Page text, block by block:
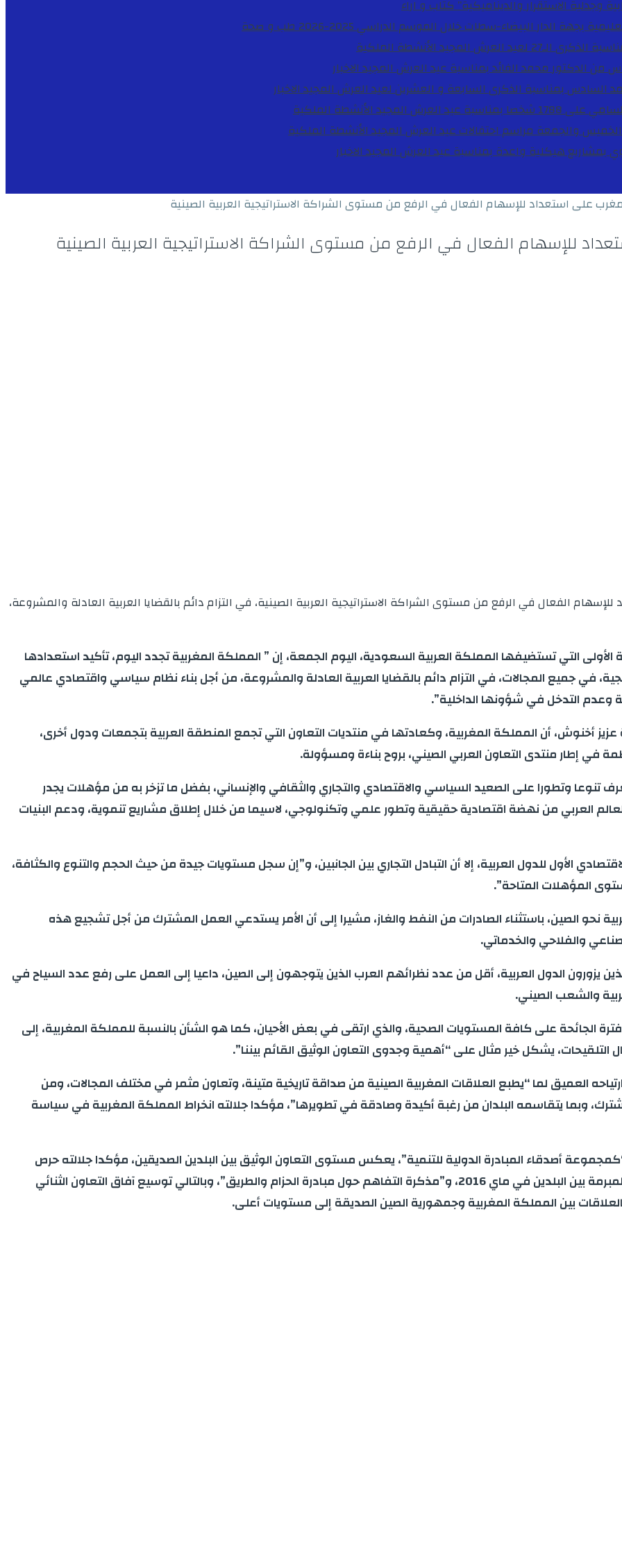
وجدلية الاستقرار والديناميكية”كتاب و اراء
طب و صحة
لعيد العرش المجيد
الأنشطة الملكية
من الدكتور محمد الفائد بمناسبة عيد العرش المجيدالاخبار
السادس بمناسبة الذكرى السابعة و العشرين لعيد العرش المجيدالاخبار
عيد العرش المجيد
الأنشطة الملكية
والجمعة مراسم احتفالات عيد العرش المجيدالأنشطة الملكية
بمشاريع هيكلية واعدة بمناسبة عيد العرش المجيدالاخبار
على استعداد للإسهام الفعال في الرفع من مستوى الشراكة الاستراتيجية العربية الصينية
للإسهام الفعال في الرفع من مستوى الشراكة الاستراتيجية العربية الصينية
الفعال في الرفع من مستوى الشراكة الاستراتيجية العربية الصينية، في التزام دائم بالقضايا العربية العادلة والمشروعة،
التي تستضيفها المملكة العربية السعودية، اليوم الجمعة، إن ” المملكة المغربية تجدد اليوم، تأكيد استعدادها
في جميع المجالات، في التزام دائم بالقضايا العربية العادلة والمشروعة، من أجل بناء نظام سياسي واقتصادي عالمي
وعدم التدخل في شؤونها الداخلية”.
أخنوش، أن المملكة المغربية، وكعادتها في منتديات التعاون التي تجمع المنطقة العربية بتجمعات ودول أخرى،
في إطار منتدى التعاون العربي الصيني، بروح بناءة ومسؤولة.
تنوعا وتطورا على الصعيد السياسي والاقتصادي والتجاري والثقافي والإنساني، بفضل ما تزخر به من مؤهلات يجدر
العربي من نهضة اقتصادية حقيقية وتطور علمي وتكنولوجي، لاسيما من خلال إطلاق مشاريع تنموية، ودعم البنيات
الأول للدول العربية، إلا أن التبادل التجاري بين الجانبين، و”إن سجل مستويات جيدة من حيث الحجم والتنوع والكثافة،
نحو الصين، باستثناء الصادرات من النفط والغاز، مشيرا إلى أن الأمر يستدعي العمل المشترك من أجل تشجيع هذه
والفلاحي والخدماتي.
يزورون الدول العربية، أقل من عدد نظرائهم العرب الذين يتوجهون إلى الصين، داعيا إلى العمل على رفع عدد السياح في
والشعب الصيني.
فترة الجائحة على كافة المستويات الصحية، والذي ارتقى في بعض الأحيان، كما هو الشأن بالنسبة للمملكة المغربية، إلى
يشكل خير مثال على “أهمية وجدوى التعاون الوثيق القائم بيننا”.
العميق لما “يطبع العلاقات المغربية الصينية من صداقة تاريخية متينة، وتعاون مثمر في مختلف المجالات، ومن
وبما يتقاسمه البلدان من رغبة أكيدة وصادقة في تطويرها”، مؤكدا جلالته انخراط المملكة المغربية في سياسة
أصدقاء المبادرة الدولية للتنمية”، يعكس مستوى التعاون الوثيق بين البلدين الصديقين، مؤكدا جلالته حرص
المغرب على المضي قدما في ترسيخ “الشراكة الاستراتيجية” المبرمة بين البلدين في ماي 2016، و”مذكرة التفاهم حول مبادرة الحزام والطريق”، وبالتالي توسيع آفاق التعاون الثنائي
بين المملكة المغربية وجمهورية الصين الصديقة إلى مستويات أعلى.